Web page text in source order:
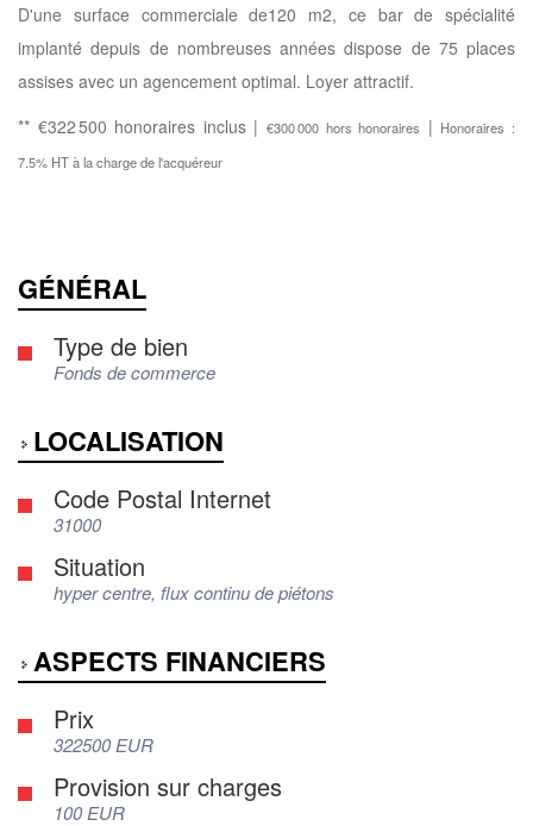
D'une surface commerciale de120 m2, ce bar de spécialité
implanté depuis de nombreuses années dispose de 75 places
assises avec un agencement optimal. Loyer attractif.
** €322 500 honoraires inclus |€300 000 hors honoraires | Honoraires :
7.5% HT à la charge de l'acquéreur
GÉNÉRAL
Type de bien
Fonds de commerce
LOCALISATION
Code Postal Internet
31000
Situation
hyper centre, flux continu de piétons
ASPECTS FINANCIERS
Prix
322500 EUR
Provision sur charges
100 EUR